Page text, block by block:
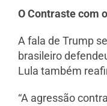
O Contraste com
A fala de Trump
brasileiro
Lula também
“A agressão